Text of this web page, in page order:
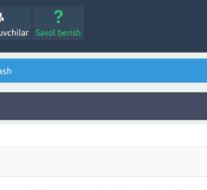
Savol berish